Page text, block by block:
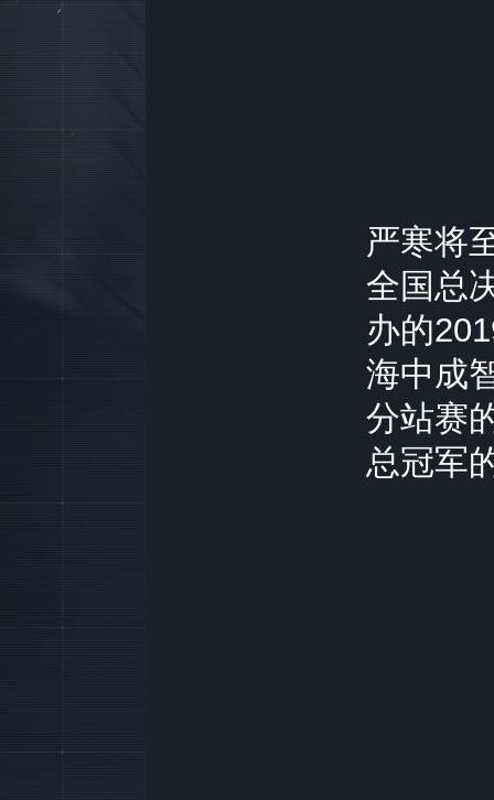
严寒将
全国总
办的
海中成
分站赛
总冠军